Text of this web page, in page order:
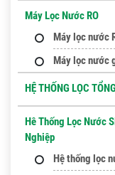
Máy Lọc Nước RO
Máy lọc nước
Máy lọc nước
HỆ THỐNG LỌC
Hê Thống Lọc Nước
Nghiệp
Hệ thống lọc